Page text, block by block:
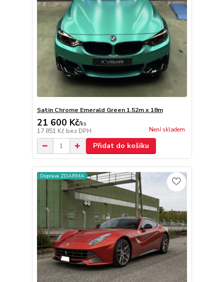
Satin Chrome Emerald Green 1.52m x 18m
21 600 Kč/ks
17 851 Kč bez DPH Není skladem
Přidat do košíku
Doprava ZDARMA